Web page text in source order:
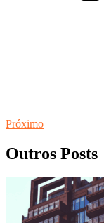
Próximo
Outros Posts